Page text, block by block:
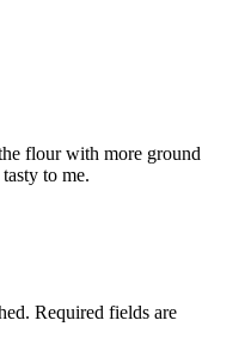
flour with more ground
to me.
Required fields are